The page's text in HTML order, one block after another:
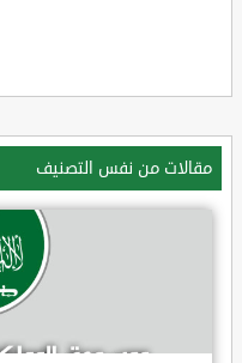
مقالات من نفس التصنيف